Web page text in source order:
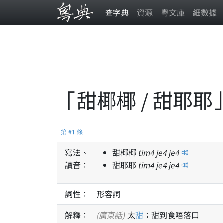
查字典 資源 粵文庫 細數據
「甜椰椰 / 甜耶耶」
第 #1 條
寫法、
讀音：
甜椰椰 tim4je4je4
甜耶耶 tim4je4je4
詞性：
形容詞
解釋：
(廣東話) 太甜 ；甜到食唔落口